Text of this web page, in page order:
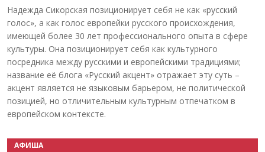
Надежда Сикорская позиционирует себя не как «русский
голос», а как голос европейки русского происхождения,
имеющей более 30 лет профессионального опыта в сфере
культуры. Она позиционирует себя как культурного
посредника между русскими и европейскими традициями;
название её блога «Русский акцент» отражает эту суть –
акцент является не языковым барьером, не политической
позицией, но отличительным культурным отпечатком в
европейском контексте.
АФИША